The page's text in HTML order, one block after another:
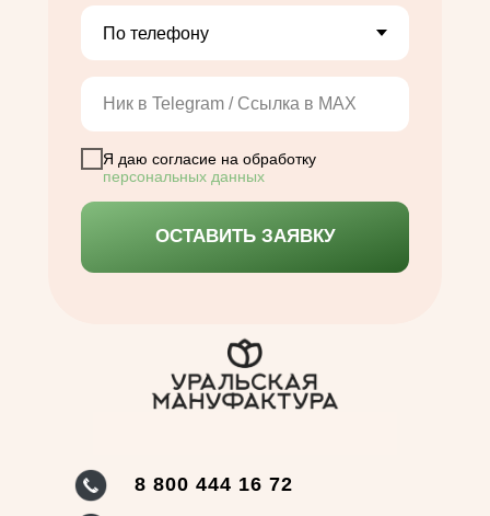
8 800 444 16 72
Я даю согласие на обработку
персональных данных
ОСТАВИТЬ ЗАЯВКУ